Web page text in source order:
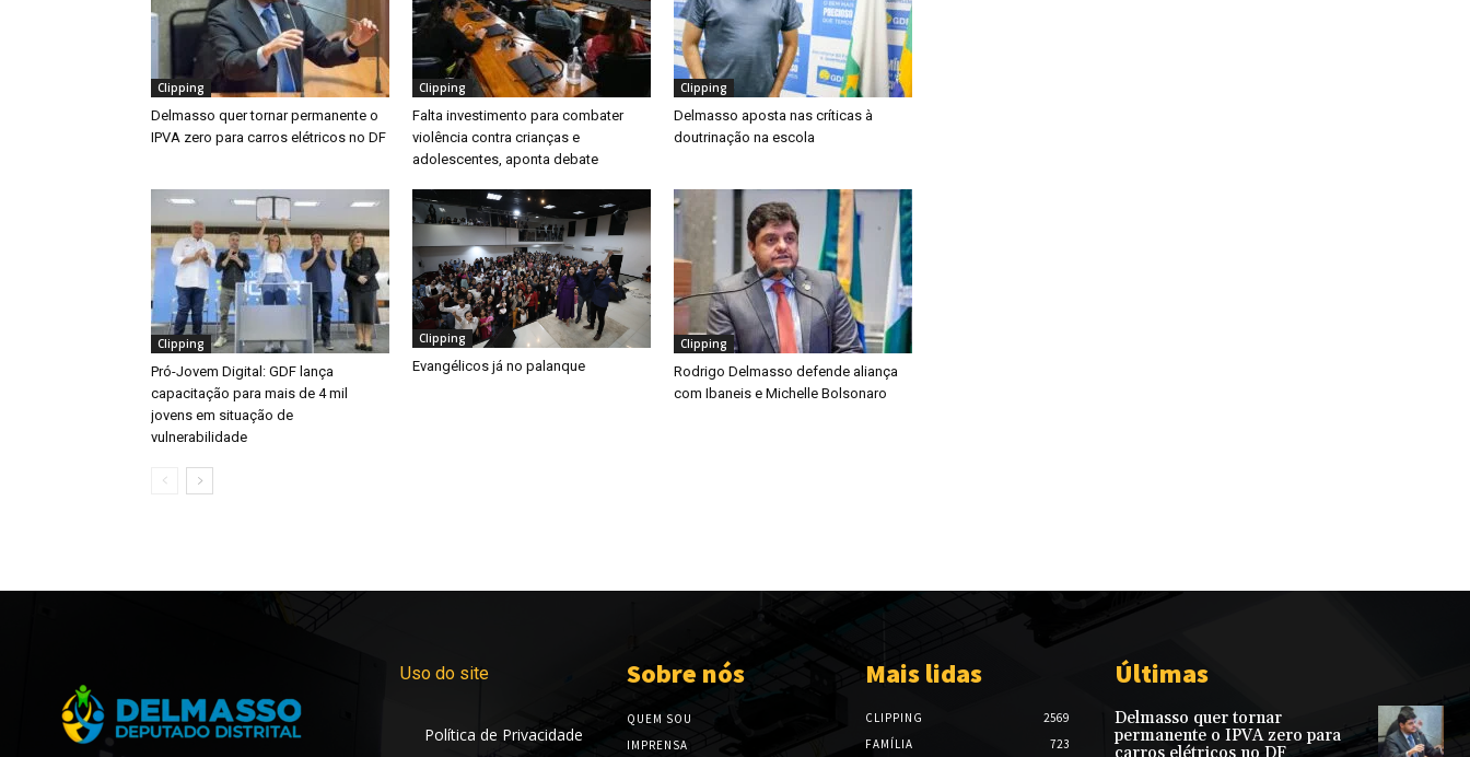
Clipping
Delmasso quer tornar permanente o
IPVA zero para carros elétricos no DF
Clipping
Falta investimento para combater
violência contra crianças e
adolescentes, aponta debate
Clipping
Delmasso aposta nas críticas à
doutrinação na escola
Clipping
Pró-Jovem Digital: GDF lança
capacitação para mais de 4 mil
jovens em situação de
vulnerabilidade
Clipping
Evangélicos já no palanque
Clipping
Rodrigo Delmasso defende aliança
com Ibaneis e Michelle Bolsonaro
Uso do site
Política de Privacidade
Sobre nós
QUEM SOU
IMPRENSA
Mais lidas
CLIPPING
2569
FAMÍLIA
723
Últimas
Delmasso quer tornar
permanente o IPVA zero para